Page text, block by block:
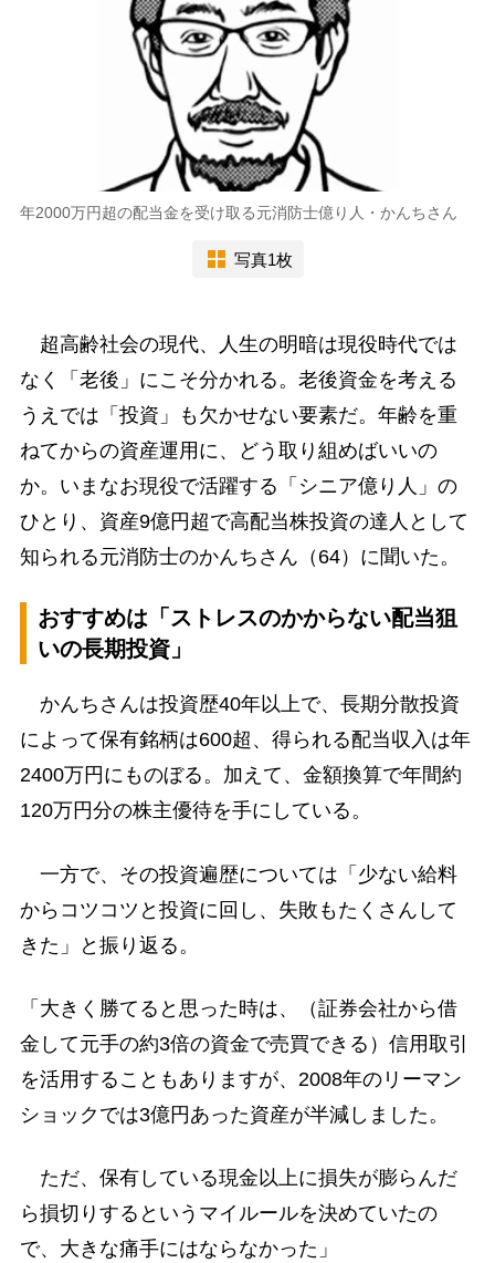
年2000万円超の配当金を受け取る元消防士億り人・かんちさん
写真1枚
超高齢社会の現代、人生の明暗は現役時代では
なく「老後」にこそ分かれる。老後資金を考える
うえでは「投資」も欠かせない要素だ。年齢を重
ねてからの資産運用に、どう取り組めばいいの
か。いまなお現役で活躍する「シニア億り人」の
ひとり、資産9億円超で高配当株投資の達人として
知られる元消防士のかんちさん（64）に聞いた。
おすすめは「ストレスのかからない配当狙
いの長期投資」
かんちさんは投資歴40年以上で、長期分散投資
によって保有銘柄は600超、得られる配当収入は年
2400万円にものぼる。加えて、金額換算で年間約
120万円分の株主優待を手にしている。
一方で、その投資遍歴については「少ない給料
からコツコツと投資に回し、失敗もたくさんして
きた」と振り返る。
「大きく勝てると思った時は、（証券会社から借
金して元手の約3倍の資金で売買できる）信用取引
を活用することもありますが、2008年のリーマン
ショックでは3億円あった資産が半減しました。
ただ、保有している現金以上に損失が膨らんだ
ら損切りするというマイルールを決めていたの
で、大きな痛手にはならなかった」